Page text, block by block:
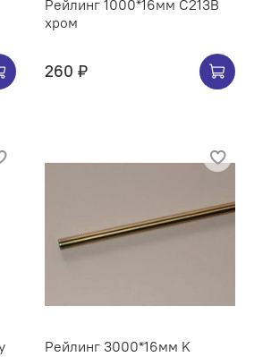
Рейлинг 1000*16мм C213B
хром
260 ₽
Рейлинг 3000*16мм K